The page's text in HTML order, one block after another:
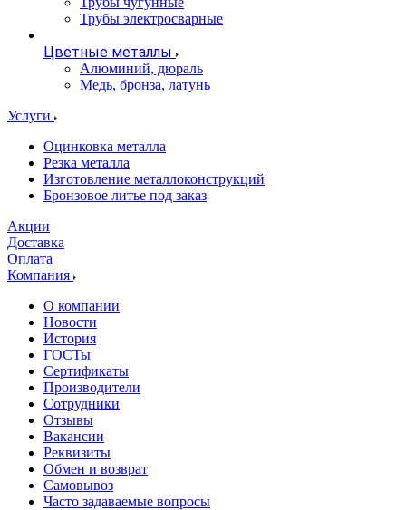
Трубы электросварные
Цветные металлы
Алюминий, дюраль
Медь, бронза, латунь
Услуги
Оцинковка металла
Резка металла
Изготовление металлоконструкций
Бронзовое литье под заказ
Акции
Доставка
Оплата
Компания
О компании
Новости
История
ГОСТы
Сертификаты
Производители
Сотрудники
Отзывы
Вакансии
Реквизиты
Обмен и возврат
Самовывоз
Часто задаваемые вопросы